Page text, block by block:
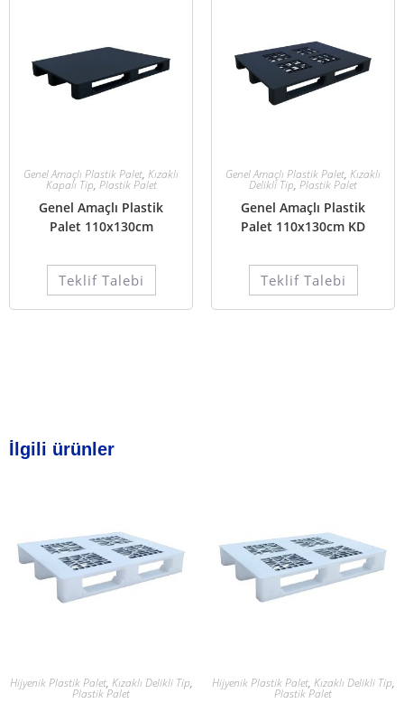
Genel Amaçlı Plastik Palet, Kızaklı
Kapalı Tip, Plastik Palet
Genel Amaçlı Plastik
Palet 110x130cm
Teklif Talebi
Genel Amaçlı Plastik Palet, Kızaklı
Delikli Tip, Plastik Palet
Genel Amaçlı Plastik
Palet 110x130cm KD
Teklif Talebi
İlgili ürünler
Hijyenik Plastik Palet, Kızaklı Delikli Tip,
Plastik Palet
Hijyenik Plastik Palet, Kızaklı Delikli Tip,
Plastik Palet